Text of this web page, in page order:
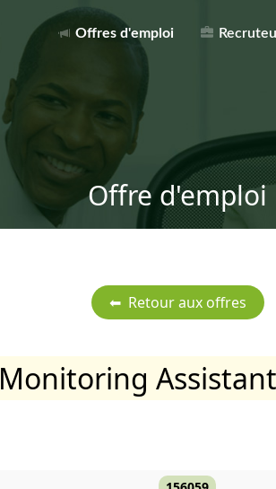
Offres d'emploi
Offre d'emploi
Monitoring Assistant